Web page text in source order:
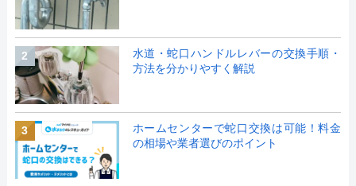
2
水道・蛇口ハンドルレバーの交換手順・
方法を分かりやすく解説
3
ホームセンターで蛇口交換は可能！料金
の相場や業者選びのポイント